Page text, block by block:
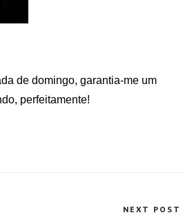
de domingo, garantia-me um
perfeitamente!
NEXT POST